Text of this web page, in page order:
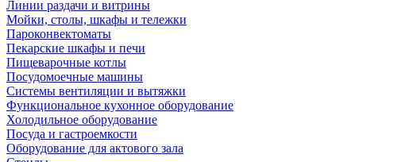
Линии раздачи и витрины
Мойки, столы, шкафы и тележки
Пароконвектоматы
Пекарские шкафы и печи
Пищеварочные котлы
Посудомоечные машины
Системы вентиляции и вытяжки
Функциональное кухонное оборудование
Холодильное оборудование
Посуда и гастроемкости
Оборудование для актового зала